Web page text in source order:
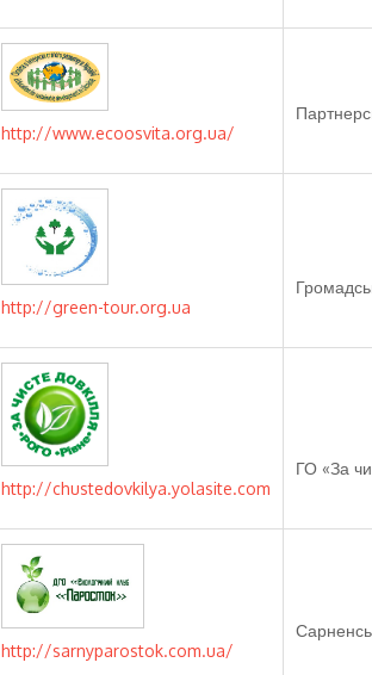
http://www.ecoosvita.org.ua/
http://green-tour.org.ua
http://chustedovkilya.yolasite.com
ГО «За
http://sarnyparostok.com.ua/